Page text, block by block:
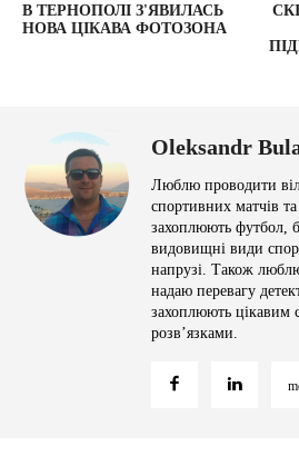
В ТЕРНОПОЛІ З'ЯВИЛАСЬ
НОВА ЦІКАВА ФОТОЗОНА
Oleksandr
Люблю проводити
спортивних матчів
захоплюють футбол,
видовищні види
напрузі. Також
надаю перевагу
захоплюють цікавим
розв’язками.